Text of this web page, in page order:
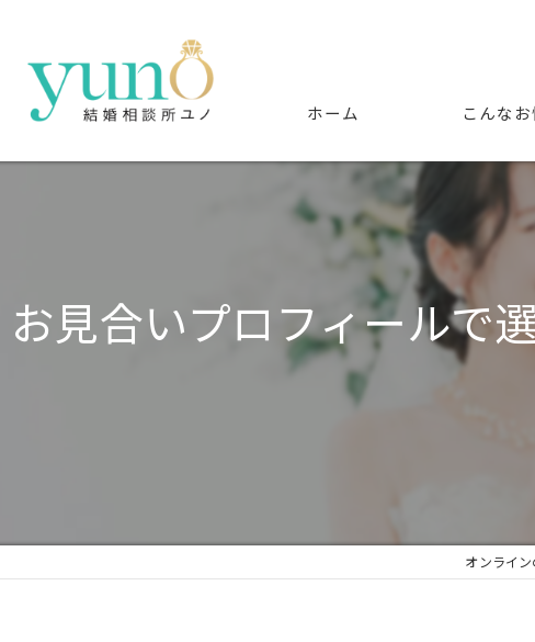
ホーム こんな
お見合いプロフィールで
オンライ